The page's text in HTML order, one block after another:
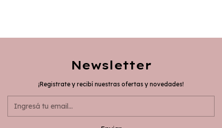
Newsletter
¡Registrate y recibí nuestras ofertas y novedades!